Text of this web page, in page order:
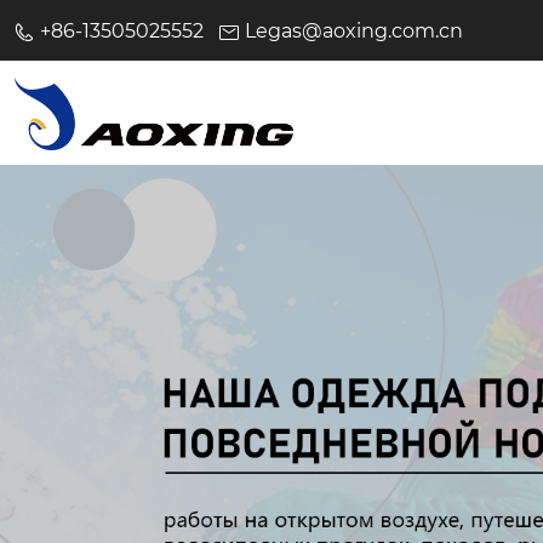
+86-13505025552 Legas@aoxing.com.cn